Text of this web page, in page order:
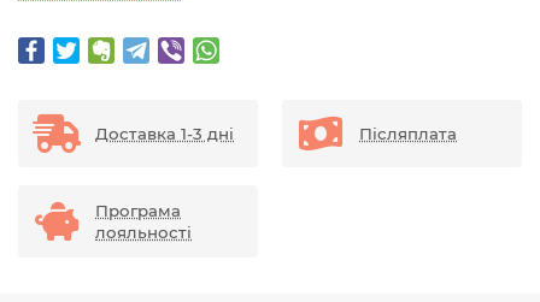
Доставка 1-3 дні Післяплата
Програма
лояльності